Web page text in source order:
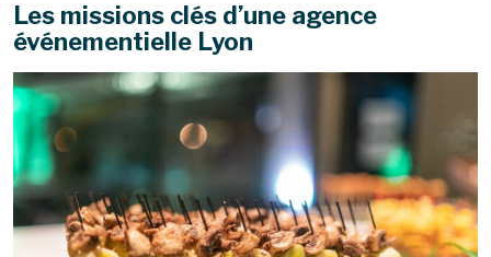
Les missions clés d’une agence
événementielle Lyon